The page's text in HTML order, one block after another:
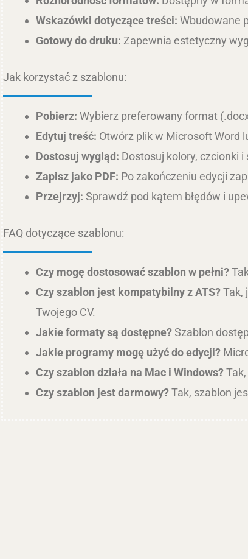
Wskazówki dotyczące treści: Wbudowane
Gotowy do druku: Zapewnia estetyczny
Jak korzystać z szablonu:
Pobierz: Wybierz preferowany format
Edytuj treść: Otwórz plik w Microsoft Word
Dostosuj wygląd: Dostosuj kolory, czcionki
Zapisz jako PDF: Po zakończeniu edycji
Przejrzyj: Sprawdź pod kątem błędów i
FAQ dotyczące szablonu:
Czy mogę dostosować szablon w pełni?
Czy szablon jest kompatybilny z ATS?Tak,
Twojego CV.
Jakie formaty są dostępne?Szablon
Jakie programy mogę użyć do edycji?
Czy szablon działa na Mac i Windows?
Czy szablon jest darmowy?Tak, szablon